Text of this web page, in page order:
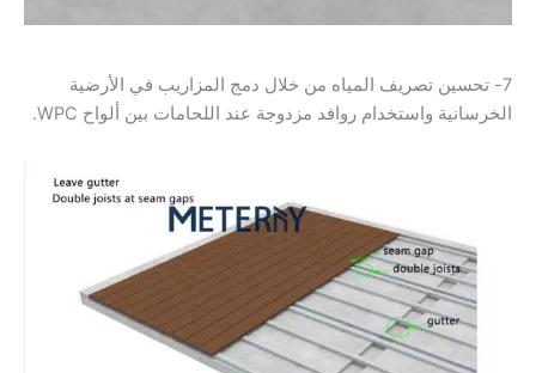
7- تحسين تصريف المياه من خلال دمج المزاريب في الأرضية
الخرسانية واستخدام روافد مزدوجة عند اللحامات بين ألواح WPC.